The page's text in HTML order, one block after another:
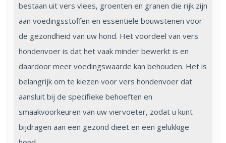
bestaan uit vers vlees, groenten en granen die rijk zijn
aan voedingsstoffen en essentiële bouwstenen voor
de gezondheid van uw hond. Het voordeel van vers
hondenvoer is dat het vaak minder bewerkt is en
daardoor meer voedingswaarde kan behouden. Het is
belangrijk om te kiezen voor vers hondenvoer dat
aansluit bij de specifieke behoeften en
smaakvoorkeuren van uw viervoeter, zodat u kunt
bijdragen aan een gezond dieet en een gelukkige